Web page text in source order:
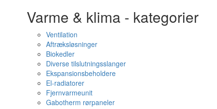
Varme & klima - kategorier
Ventilation
Aftræksløsninger
Biokedler
Diverse tilslutningsslanger
Ekspansionsbeholdere
El-radiatorer
Fjernvarmeunit
Gabotherm rørpaneler